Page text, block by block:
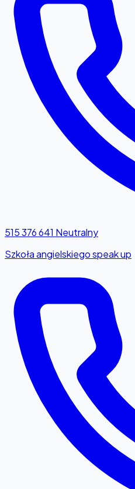
515 376 641 Neutralny
Szkoła angielskiego speak up